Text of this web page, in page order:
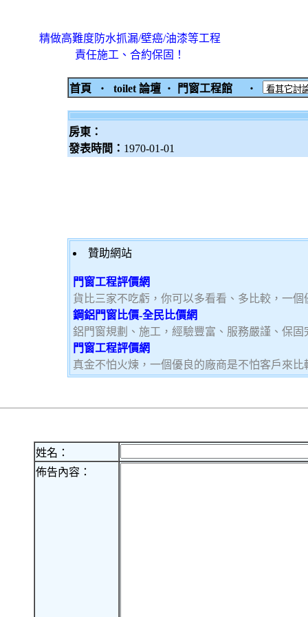
精做高難度防水抓漏/壁癌/油漆等工程
責任施工、合約保固！
首頁 ‧ toilet 論壇 ‧ 門窗工程館 ‧
房東：
發表時間： 1970-01-01
贊助網站
門窗工程評價網
貨比三家不吃虧，你可以多看看、多比較，一
鋼鋁門窗比價-全民比價網
鋁門窗規劃、施工，經驗豐富、服務嚴謹、保
門窗工程評價網
真金不怕火煉，一個優良的廠商是不怕客戶來
姓名：
佈告內容：